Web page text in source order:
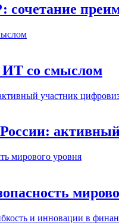
сочетание
со смыслом
России: